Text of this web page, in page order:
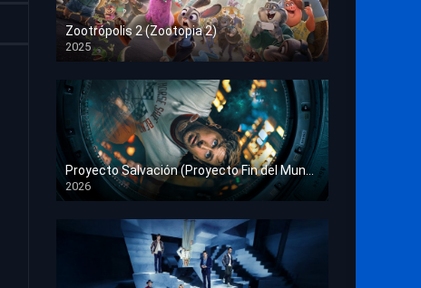
Zootrópolis 2 (Zootopia 2)
2025
HD 1080p
Proyecto Salvación (Proyecto Fin del Mundo)
2026
HD 1080p